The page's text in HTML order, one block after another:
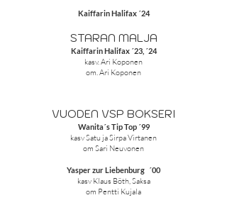
Kaiffarin Halifax ´24
STARAN MALJA
Kaiffarin Halifax ´23, ´24
kasv. Ari Koponen
om. Ari Koponen
VUODEN VSP BOKSERI
Wanita´s Tip Top ´99
kasv Satu ja Sirpa Virtanen
om Sari Neuvonen
Yasper zur Liebenburg ´00
kasv Klaus Böth, Saksa
om Pentti Kujala